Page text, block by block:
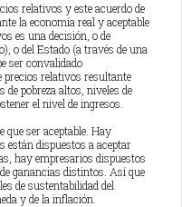
relativos y este acuerdo de
la economía real y aceptable
es una decisión, o de
o del Estado (a través de una
ser convalidado
precios relativos resultante
pobreza altos, niveles de
el nivel de ingresos.
que ser aceptable. Hay
están dispuestos a aceptar
hay empresarios dispuestos
ganancias distintos. Así que
de sustentabilidad del
y de la inflación.